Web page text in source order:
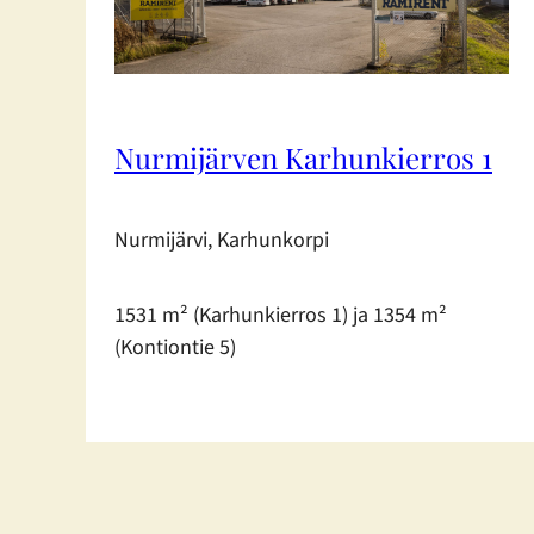
Nurmijärven Karhunkierros 1
Nurmijärvi, Karhunkorpi
1531 m² (Karhunkierros 1) ja 1354 m²
(Kontiontie 5)